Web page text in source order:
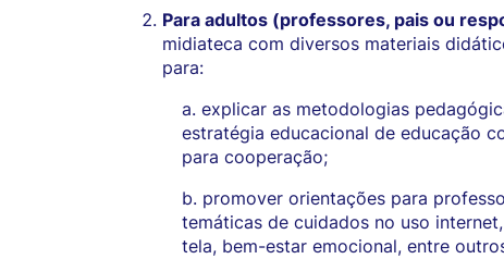
Para adultos (professores, pais ou
midiateca com diversos materiais
para:
a. explicar as metodologias
estratégia educacional de educação
para cooperação;
b. promover orientações para
temáticas de cuidados no uso
tela, bem-estar emocional, entre